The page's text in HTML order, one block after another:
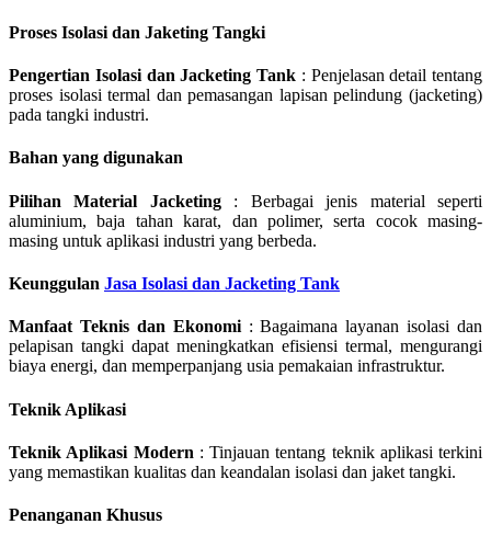
Proses Isolasi dan Jaketing Tangki
Pengertian Isolasi dan Jacketing Tank : Penjelasan detail tentang
proses isolasi termal dan pemasangan lapisan pelindung (jacketing)
pada tangki industri.
Bahan yang digunakan
Pilihan Material Jacketing: Berbagai jenis material seperti
aluminium, baja tahan karat, dan polimer, serta cocok masing-
masing untuk aplikasi industri yang berbeda.
Keunggulan Jasa Isolasi dan Jacketing Tank
Manfaat Teknis dan Ekonomi: Bagaimana layanan isolasi dan
pelapisan tangki dapat meningkatkan efisiensi termal, mengurangi
biaya energi, dan memperpanjang usia pemakaian infrastruktur.
Teknik Aplikasi
Teknik Aplikasi Modern : Tinjauan tentang teknik aplikasi terkini
yang memastikan kualitas dan keandalan isolasi dan jaket tangki.
Penanganan Khusus